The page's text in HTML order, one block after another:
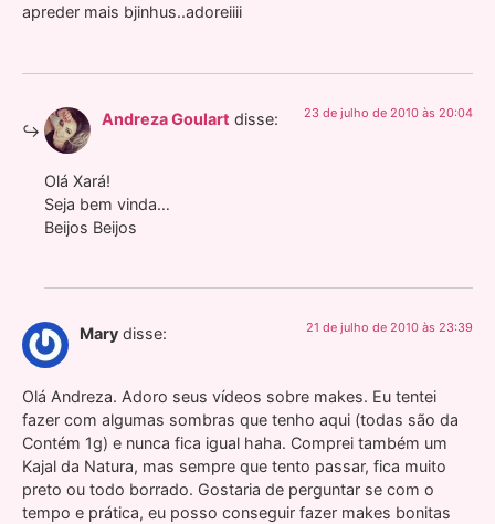
apreder mais bjinhus..adoreiiii
Andreza Goulart disse: 23 de julho de 2010 às 20:04
Olá Xará!
Seja bem vinda…
Beijos Beijos
Mary disse: 21 de julho de 2010 às 23:39
Olá Andreza. Adoro seus vídeos sobre makes. Eu tentei
fazer com algumas sombras que tenho aqui (todas são da
Contém 1g) e nunca fica igual haha. Comprei também um
Kajal da Natura, mas sempre que tento passar, fica muito
preto ou todo borrado. Gostaria de perguntar se com o
tempo e prática, eu posso conseguir fazer makes bonitas